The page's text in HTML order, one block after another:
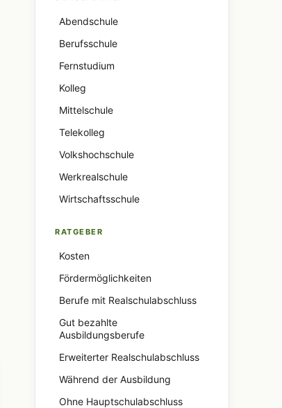
Abendschule
Berufsschule
Fernstudium
Kolleg
Mittelschule
Telekolleg
Volkshochschule
Werkrealschule
Wirtschaftsschule
RATGEBER
Kosten
Fördermöglichkeiten
Berufe mit Realschulabschluss
Gut bezahlte
Ausbildungsberufe
Erweiterter Realschulabschluss
Während der Ausbildung
Ohne Hauptschulabschluss